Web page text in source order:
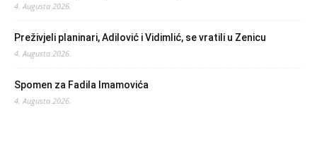
4. Augusta 2026.
Preživjeli planinari, Adilović i Vidimlić, se vratili u Zenicu
4. Augusta 2026.
Spomen za Fadila Imamovića
4. Augusta 2026.